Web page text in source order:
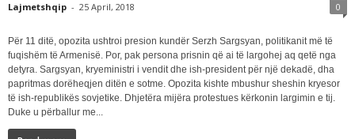
Lajmetshqip - 25 April, 2018 0
Për 11 ditë, opozita ushtroi presion kundër Serzh Sargsyan, politikanit më të
fuqishëm të Armenisë. Por, pak persona prisnin që ai të largohej aq qetë nga
detyra. Sargsyan, kryeministri i vendit dhe ish-president për një dekadë, dha
papritmas dorëheqjen ditën e sotme. Opozita kishte mbushur sheshin kryesor
të ish-republikës sovjetike. Dhjetëra mijëra protestues kërkonin largimin e tij.
Duke u përballur me...